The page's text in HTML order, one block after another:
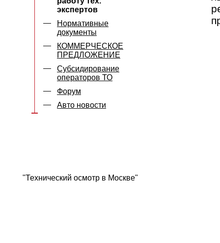
экспертов
Нормативные
документы
КОММЕРЧЕСКОЕ
ПРЕДЛОЖЕНИЕ
Субсидирование
операторов ТО
Форум
Авто новости
"Технический осмотр в Москве"